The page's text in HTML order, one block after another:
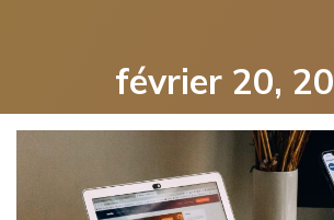
février 20,